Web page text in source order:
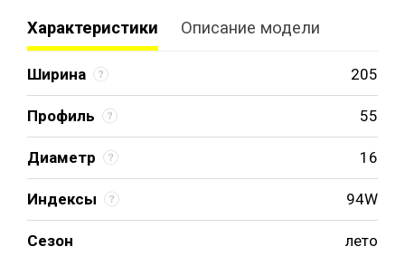
Характеристики Описание модели
Ширина 205
Профиль 55
Диаметр 16
Индексы 94W
Сезон лето